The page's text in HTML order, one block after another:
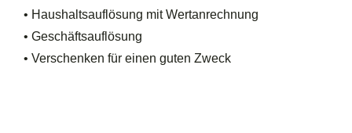
• Haushaltsauflösung mit Wertanrechnung
• Geschäftsauflösung
• Verschenken für einen guten Zweck